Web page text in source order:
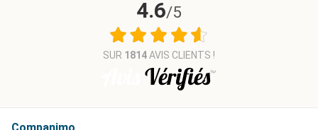
4.6/5
SUR 1814AVIS CLIENTS !